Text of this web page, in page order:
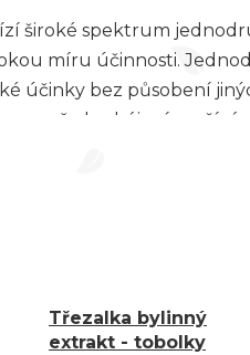
široké spektrum
míru účinnosti.
účinky bez působení
před zahájením
Třezalka bylinný
extrakt - tobolky